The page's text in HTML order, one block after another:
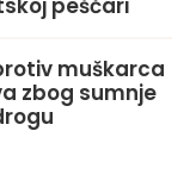
peščari
muškarca
zbog sumnje